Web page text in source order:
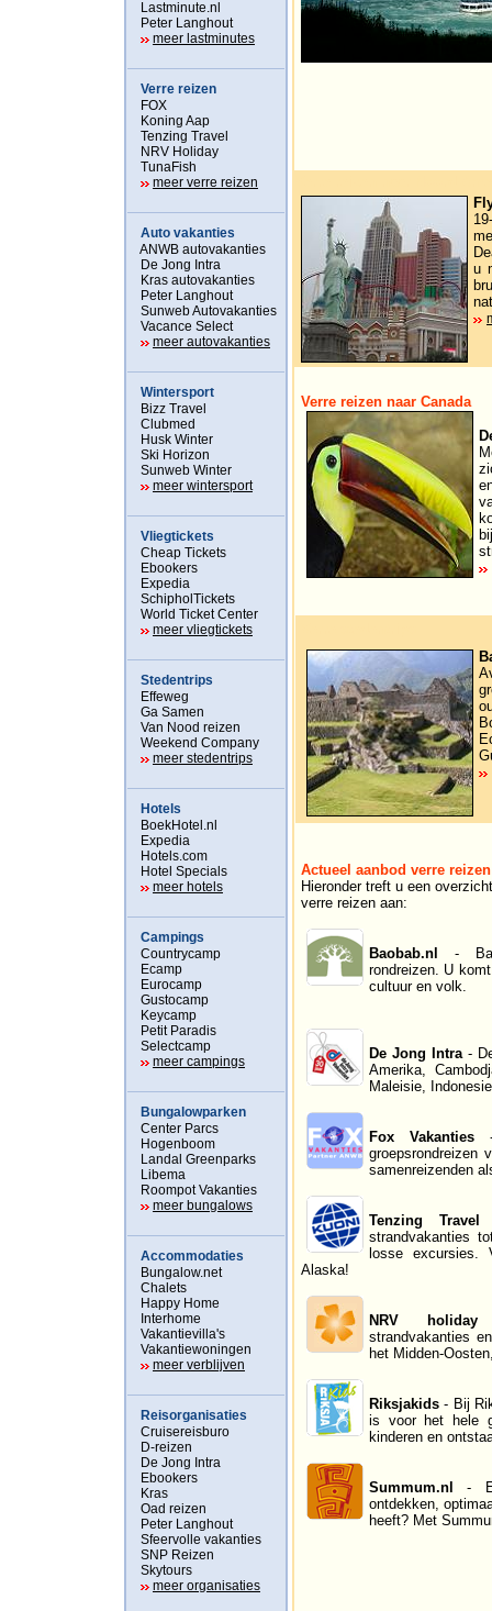
Lastminute.nl
Peter Langhout
meer lastminutes
Verre reizen
FOX
Koning Aap
Tenzing Travel
NRV Holiday
TunaFish
meer verre reizen
Auto vakanties
ANWB autovakanties
De Jong Intra
Kras autovakanties
Peter Langhout
Sunweb Autovakanties
Vacance Select
meer autovakanties
Wintersport
Bizz Travel
Clubmed
Husk Winter
Ski Horizon
Sunweb Winter
meer wintersport
Vliegtickets
Cheap Tickets
Ebookers
Expedia
SchipholTickets
World Ticket Center
meer vliegtickets
Stedentrips
Effeweg
Ga Samen
Van Nood reizen
Weekend Company
meer stedentrips
Hotels
BoekHotel.nl
Expedia
Hotels.com
Hotel Specials
meer hotels
Campings
Countrycamp
Ecamp
Eurocamp
Gustocamp
Keycamp
Petit Paradis
Selectcamp
meer campings
Bungalowparken
Center Parcs
Hogenboom
Landal Greenparks
Libema
Roompot Vakanties
meer bungalows
Accommodaties
Bungalow.net
Chalets
Happy Home
Interhome
Vakantievilla's
Vakantiewoningen
meer verblijven
Reisorganisaties
Cruisereisburo
D-reizen
De Jong Intra
Ebookers
Kras
Oad reizen
Peter Langhout
Sfeervolle vakanties
SNP Reizen
Skytours
meer organisaties
u
Verre reizen naar Canada
Actueel aanbod verre reizen
Hieronder treft u een
verre reizen aan:
Baobab.nl
-
rondreizen. U
cultuur en volk.
De Jong Intra-
Amerika,
Maleisie,
Fox Vakanties -
groepsrondreizen
samenreizenden
Tenzing Travel
strandvakanties
losse excursies.
Alaska!
NRV holiday-
strandvakanties
het Midden-
Riksjakids - Bij
is voor het hele
kinderen en
Summum.nl
-
ontdekken,
heeft? Met